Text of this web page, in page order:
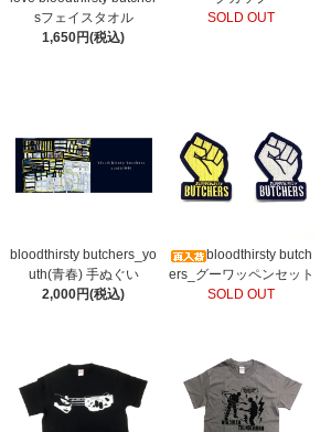
sフェイスタオル
1,650円(税込)
SOLD OUT
bloodthirsty butchers_yo
uth(青春) 手ぬぐい
2,000円(税込)
bloodthirsty butch
ers_グーワッペンセット
SOLD OUT